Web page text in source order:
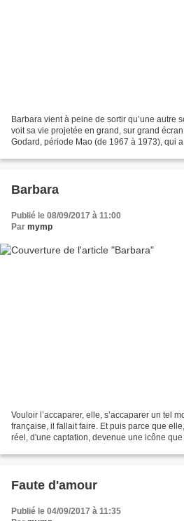
Barbara vient à peine de sortir qu’une autre
voit sa vie projetée en grand, sur grand
Godard, période Mao (de 1967 à 1973), qui
Barbara
Publié le 08/09/2017 à 11:00
Par mymp
Vouloir l’accaparer, elle, s’accaparer un tel
française, il fallait faire. Et puis parce que
réel, d'une captation, devenue une icône
Faute d'amour
Publié le 04/09/2017 à 11:35